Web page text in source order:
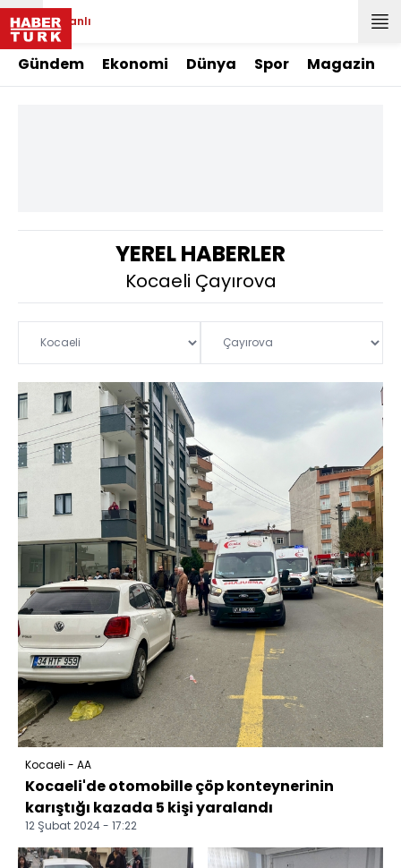
Canlı
Gündem Ekonomi Dünya Spor Magazin
YEREL HABERLER
Kocaeli Çayırova
Kocaeli - AA
Kocaeli'de otomobille çöp konteynerinin
karıştığı kazada 5 kişi yaralandı
12 Şubat 2024 - 17:22